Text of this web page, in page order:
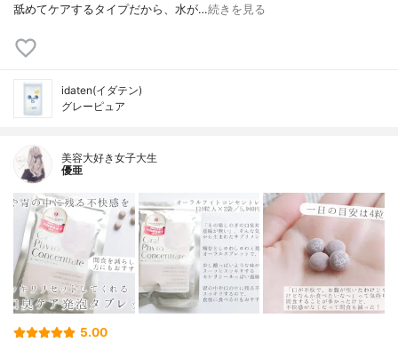
舐めてケアするタイプだから、水が…続きを見る
idaten(イダテン)
グレーピュア
美容大好き女子大生
優亜
5.00